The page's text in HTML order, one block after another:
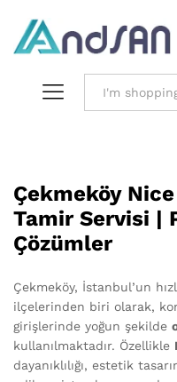
Çekmeköy
Tamir Servisi |
Çözümler
Çekmeköy, İstanbul’un
ilçelerinden biri olarak,
girişlerinde yoğun şekilde
kullanılmaktadır. Özellikle
dayanıklılığı, estetik